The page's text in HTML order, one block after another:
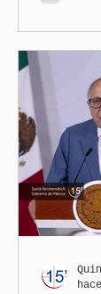
de la
los
paso